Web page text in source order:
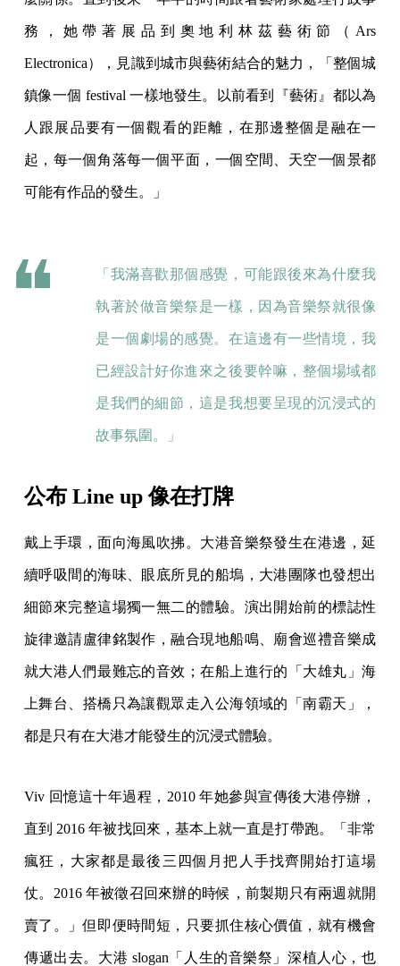
務，她帶著展品到奧地利林茲藝術節（Ars
Electronica），見識到城市與藝術結合的魅力，「整個城
鎮像一個 festival 一樣地發生。以前看到『藝術』都以為
人跟展品要有一個觀看的距離，在那邊整個是融在一
起，每一個角落每一個平面，一個空間、天空一個景都
可能有作品的發生。」
「我滿喜歡那個感覺，可能跟後來為什麼我
執著於做音樂祭是一樣，因為音樂祭就很像
是一個劇場的感覺。在這邊有一些情境，我
已經設計好你進來之後要幹嘛，整個場域都
是我們的細節，這是我想要呈現的沉浸式的
故事氛圍。」
公布 Line up 像在打牌
戴上手環，面向海風吹拂。大港音樂祭發生在港邊，延
續呼吸間的海味、眼底所見的船塢，大港團隊也發想出
細節來完整這場獨一無二的體驗。演出開始前的標誌性
旋律邀請盧律銘製作，融合現地船鳴、廟會巡禮音樂成
就大港人們最難忘的音效；在船上進行的「大雄丸」海
上舞台、搭橋只為讓觀眾走入公海領域的「南霸天」，
都是只有在大港才能發生的沉浸式體驗。
Viv 回憶這十年過程，2010 年她參與宣傳後大港停辦，
直到 2016 年被找回來，基本上就一直是打帶跑。「非常
瘋狂，大家都是最後三四個月把人手找齊開始打這場
仗。2016 年被徵召回來辦的時候，前製期只有兩週就開
賣了。」但即便時間短，只要抓住核心價值，就有機會
傳遞出去。大港 slogan「人生的音樂祭」深植人心，也